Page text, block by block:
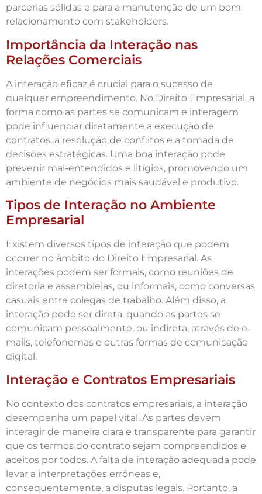
parcerias sólidas e para a manutenção de um bom
relacionamento com stakeholders.
Importância da Interação nas
Relações Comerciais
A interação eficaz é crucial para o sucesso de
qualquer empreendimento. No Direito Empresarial, a
forma como as partes se comunicam e interagem
pode influenciar diretamente a execução de
contratos, a resolução de conflitos e a tomada de
decisões estratégicas. Uma boa interação pode
prevenir mal-entendidos e litígios, promovendo um
ambiente de negócios mais saudável e produtivo.
Tipos de Interação no Ambiente
Empresarial
Existem diversos tipos de interação que podem
ocorrer no âmbito do Direito Empresarial. As
interações podem ser formais, como reuniões de
diretoria e assembleias, ou informais, como conversas
casuais entre colegas de trabalho. Além disso, a
interação pode ser direta, quando as partes se
comunicam pessoalmente, ou indireta, através de e-
mails, telefonemas e outras formas de comunicação
digital.
Interação e Contratos Empresariais
No contexto dos contratos empresariais, a interação
desempenha um papel vital. As partes devem
interagir de maneira clara e transparente para garantir
que os termos do contrato sejam compreendidos e
aceitos por todos. A falta de interação adequada pode
levar a interpretações errôneas e,
consequentemente, a disputas legais. Portanto, a